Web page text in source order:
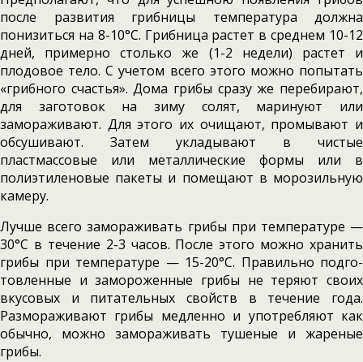
после развития грибницы темпе­ратура должна
понизиться на 8-10°С. Грибница растет в среднем 10-12
дней, примерно столько же (1-2 недели) растет и
плодовое тело. С учетом всего этого можно попытать
«гриб­ного счастья». Дома грибы сразу же перебира­ют,
для заготовок на зиму солят, маринуют или
замораживают. Для этого их очищают, промы­вают и
обсушивают. Затем укладывают в чис­тые
пластмассовые или металлические формы или в
полиэтиленовые пакеты и помещают в морозильную
камеру.
Лучше всего заморажи­вать грибы при температуре —
30°С в течение 2-3 часов. После этого можно хранить
грибы при температуре — 15-20°С. Правильно подго­
товленные и замороженные грибы не теряют своих
вкусовых и питательных свойств в тече­ние года.
Размораживают грибы медленно и употребляют как
обычно, можно заморажи­вать тушеные и жареные
грибы.